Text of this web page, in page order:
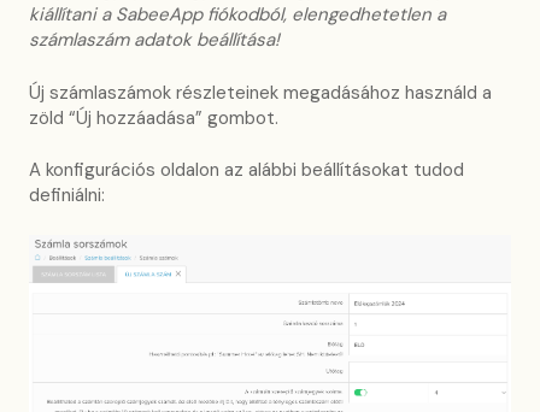
kiállítani a SabeeApp fiókodból, elengedhetetlen a
számlaszám adatok beállítása!
Új számlaszámok részleteinek megadásához használd a
zöld “Új hozzáadása” gombot.
A konfigurációs oldalon az alábbi beállításokat tudod
definiálni: